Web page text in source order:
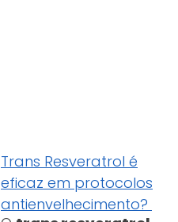
Trans Resveratrol é
eficaz em protocolos
antienvelhecimento?